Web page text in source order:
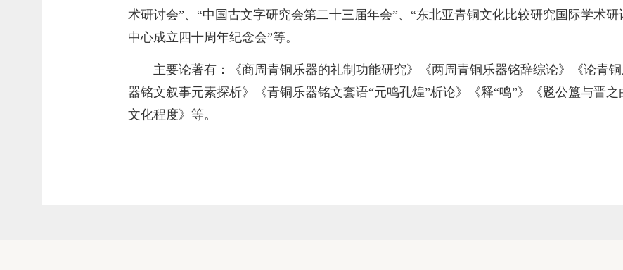
术研讨会”、“中国古文字研究会第二十三届年会”、“东北亚青铜文化比较研究国际学术
中心成立四十周年纪念会”等。
主要论著有：《商周青铜乐器的礼制功能研究》《两周青铜乐器铭辞综论》《论青
器铭文叙事元素探析》《青铜乐器铭文套语“元鸣孔煌”析论》《释“鸣”》《覐公簋与晋
文化程度》等。